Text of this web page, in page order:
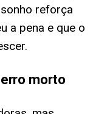
reforça
a pena e que o
morto